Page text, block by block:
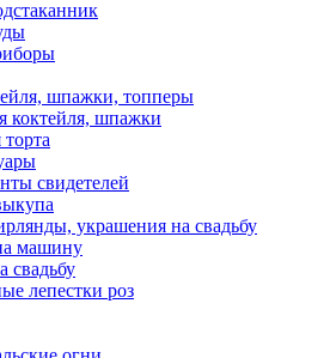
шпажки, топперы
коктейля, шпажки
свидетелей
украшения на свадьбу
машину
свадьбу
лепестки роз